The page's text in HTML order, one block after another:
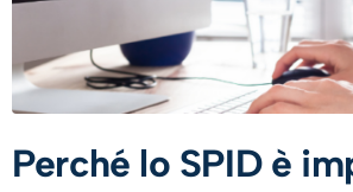
Perché lo SPID è